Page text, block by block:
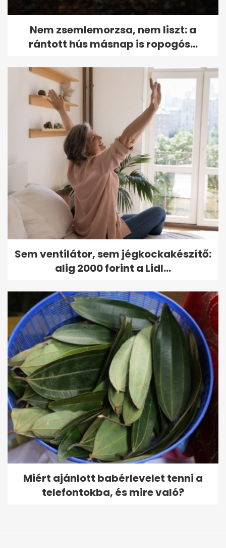
Nem zsemlemorzsa, nem liszt: a
rántott hús másnap is ropogós...
Sem ventilátor, sem jégkockakészítő:
alig 2000 forint a Lidl...
Miért ajánlott babérlevelet tenni a
telefontokba, és mire való?